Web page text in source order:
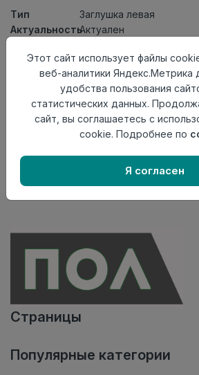
Тип
Заглушка левая
АктуальностьАктуален
Осталось20 шт
Добавить в
Внимание! Внешний вид товара
представленного на настоящем
в момент приобретения товара.
Страницы
Популярные категории
Этот сайт использует файлы
веб-аналитики Яндекс.Метрика
удобства пользования
статистических данных.
сайт, вы соглашаетесь с
cookie. Подробнее по
Я согласен